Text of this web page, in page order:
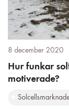
8 december 2020
Hur funkar
motiverade?